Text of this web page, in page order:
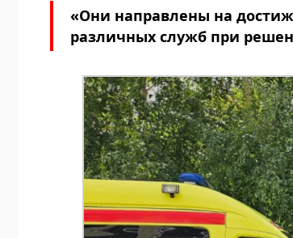
«Они направлены на
различных служб при